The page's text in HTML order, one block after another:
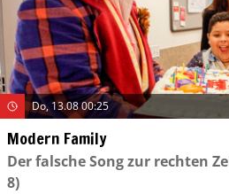
Do, 13.08 00:25
Modern Family
Der falsche Song zur rechten
8)